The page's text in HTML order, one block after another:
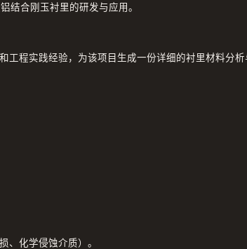
结合刚玉衬里的研发与应用。
程实践经验，为该项目生成一份详细的衬里材料分
化学侵蚀介质）。